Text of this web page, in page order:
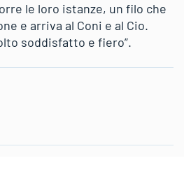
le loro istanze, un filo che
e arriva al Coni e al Cio.
soddisfatto e fiero”.